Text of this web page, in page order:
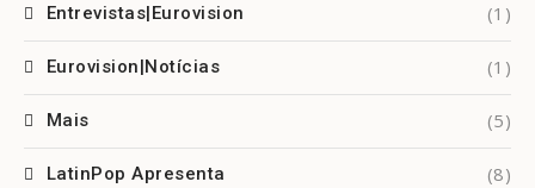
Entrevistas|Eurovision (1)
Eurovision|Notícias (1)
Mais (5)
LatinPop Apresenta (8)